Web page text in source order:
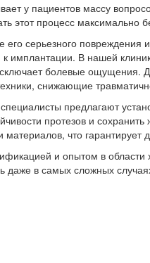
у пациентов массу
этот процесс
его серьезного
к имплантации. В нашей
болевые ощущения.
снижающие
предлагают
протезов и
что гарантирует
и опытом в области
даже в самых сложных